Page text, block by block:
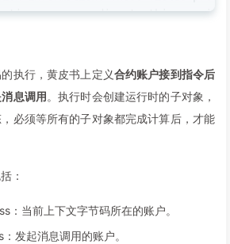
corresponding to this receipt.
*big.Int
执行，黄皮书上定义合约账户接到指令后
息调用。执行时会创建运行时的子对象，
必须等所有的子对象都完成计算后，才能
：
：当前上下文字节码所在的账户。
发起消息调用的账户。